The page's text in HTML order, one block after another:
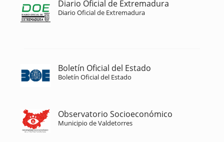
Diario Oficial de Extremadura
Diario Oficial de Extremadura
Boletín Oficial del Estado
Boletín Oficial del Estado
Observatorio Socioeconómico
Municipio de Valdetorres